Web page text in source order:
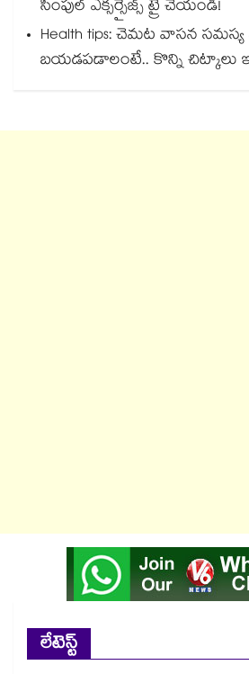
సింపుల్ ఎక్సర్సైజ్స్ ట్రై చేయండి!
Health tips: చెమట వాసన సమస్య
బయడపడాలంటే.. కొన్ని చిట్కాలు
లేటెస్ట్